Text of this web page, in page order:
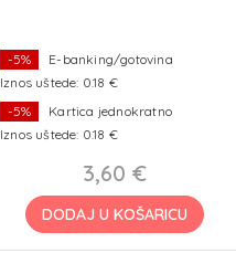
-5%
E-banking/gotovina
Iznos uštede: 0.18 €
-5%
Kartica jednokratno
Iznos uštede: 0.18 €
3,60 €
DODAJ U KOŠARICU